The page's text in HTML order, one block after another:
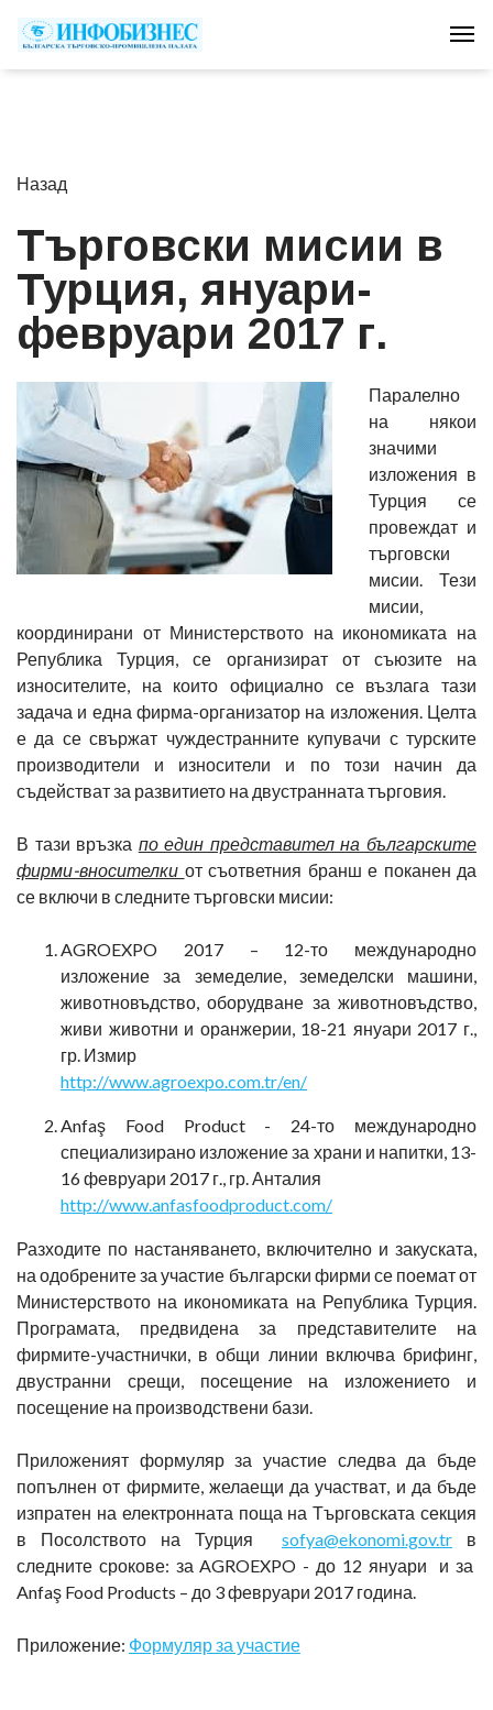
Назад
Търговски мисии в
Турция, януари-
февруари 2017 г.
Паралелно
на някои
значими
изложения в
Турция се
провеждат и
търговски
мисии. Тези
мисии,
координирани от Министерството на икономиката на
Република Турция, се организират от съюзите на
износителите, на които официално се възлага тази
задача и една фирма-организатор на изложения. Целта
е да се свържат чуждестранните купувачи с турските
производители и износители и по този начин да
съдействат за развитието на двустранната търговия.
В тази връзка по един представител на българските
фирми-вносителки от съответния бранш е поканен да
се включи в следните търговски мисии:
AGROEXPO 2017 – 12-то международно
изложение за земеделие, земеделски машини,
животновъдство, оборудване за животновъдство,
живи животни и оранжерии, 18-21 януари 2017 г.,
гр. Измир
http://www.agroexpo.com.tr/en/
Anfaş Food Product - 24-то международно
специализирано изложение за храни и напитки, 13-
16 февруари 2017 г., гр. Анталия
http://www.anfasfoodproduct.com/
Разходите по настаняването, включително и закуската,
на одобрените за участие български фирми се поемат от
Министерството на икономиката на Република Турция.
Програмата, предвидена за представителите на
фирмите-участнички, в общи линии включва брифинг,
двустранни срещи, посещение на изложението и
посещение на производствени бази.
Приложеният формуляр за участие следва да бъде
попълнен от фирмите, желаещи да участват, и да бъде
изпратен на електронната поща на Търговската секция
в Посолството на Турция sofya@ekonomi.gov.tr в
следните срокове: за AGROEXPO - до 12 януари и за
Anfaş Food Products – до 3 февруари 2017 година.
Приложение: Формуляр за участие